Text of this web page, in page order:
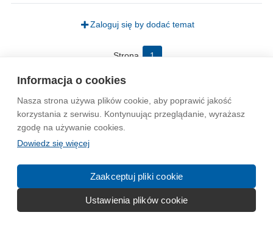
Informacja o cookies
Nasza strona używa plików cookie, aby poprawić jakość
korzystania z serwisu. Kontynuując przeglądanie, wyrażasz
zgodę na używanie cookies.
Dowiedz się więcej
Zaakceptuj pliki cookie
Ustawienia plików cookie
Zaloguj się by dodać temat
Strona 1
Reklama Kontakt Information in English